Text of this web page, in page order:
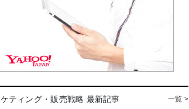
ティング・販売戦略 最新記事 一覧 >